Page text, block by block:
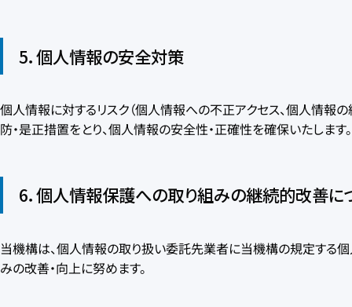
5．個人情報の安全対策
個人情報に対するリスク（個人情報への不正アクセス、個人情報
防・是正措置をとり、個人情報の安全性・正確性を確保いたします。
6．個人情報保護への取り組みの継続的改善に
当機構は、個人情報の取り扱い委託先業者に当機構の規定する
みの改善・向上に努めます。